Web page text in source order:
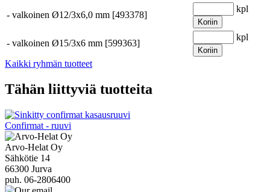
- valkoinen Ø12/3x6,0 mm [493378]
kpl
Koriin
- valkoinen Ø15/3x6 mm [599363]
kpl
Koriin
Kaikki ryhmän tuotteet
Tähän liittyviä tuotteita
Confirmat - ruuvi
Arvo-Helat Oy
Sähkötie 14
66300 Jurva
puh. 06-2806400